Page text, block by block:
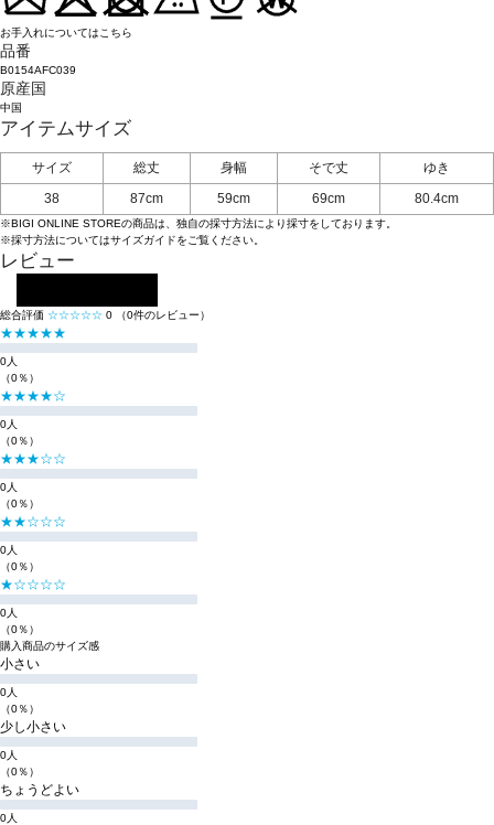
お手入れについてはこちら
品番
B0154AFC039
原産国
中国
アイテムサイズ
サイズ 総丈 身幅 そで丈
ゆき
38
87cm 59cm 69cm 80.4cm
※BIGI ONLINE STOREの商品は、独自の採寸方法により採寸をしております。
※採寸方法についてはサイズガイドをご覧ください。
レビュー
総合評価 ☆☆☆☆☆ 0 （0件のレビュー）
★★★★★
0人
（0％）
★★★★☆
0人
（0％）
★★★☆☆
0人
（0％）
★★☆☆☆
0人
（0％）
★☆☆☆☆
0人
（0％）
購入商品のサイズ感
小さい
0人
（0％）
少し小さい
0人
（0％）
ちょうどよい
0人